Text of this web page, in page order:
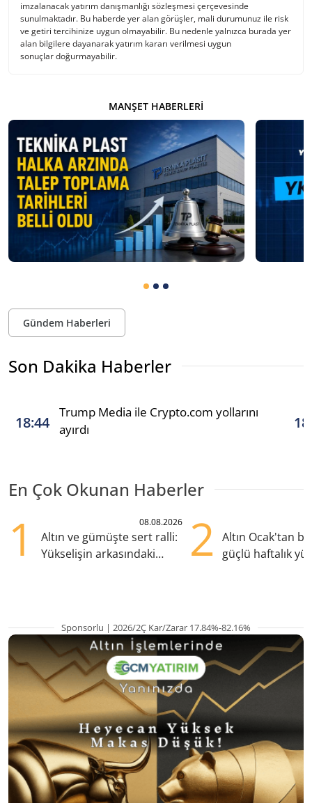
imzalanacak yatırım danışmanlığı sözleşmesi çerçevesinde
sunulmaktadır. Bu haberde yer alan görüşler, mali durumunuz ile risk
ve getiri tercihinize uygun olmayabilir. Bu nedenle yalnızca burada yer
alan bilgilere dayanarak yatırım kararı verilmesi uygun
sonuçlar doğurmayabilir.
MANŞET HABERLERI
Gündem Haberleri
Son Dakika Haberler
18:44
Trump Media ile Crypto.com yollarını
ayırdı
En Çok Okunan Haberler
1 08.08.2026
Altın ve gümüşte sert ralli:
Yükselişin arkasındaki
2
Altın Ocak'tan
güçlü haftalık
Sponsorlu | 2026/2Ç Kar/Zarar 17.84%-82.16%